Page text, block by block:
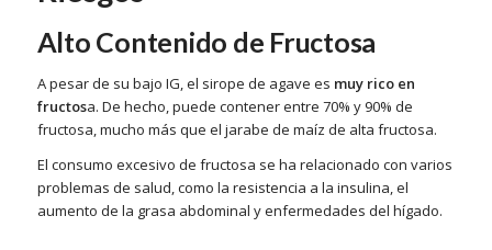
Alto Contenido de Fructosa
A pesar de su bajo IG, el sirope de agave es muy rico en
fructosa. De hecho, puede contener entre 70% y 90% de
fructosa, mucho más que el jarabe de maíz de alta fructosa.
El consumo excesivo de fructosa se ha relacionado con varios
problemas de salud, como la resistencia a la insulina, el
aumento de la grasa abdominal y enfermedades del hígado.